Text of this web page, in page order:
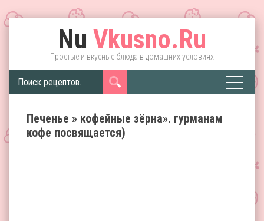
Nu Vkusno.Ru
Простые и вкусные блюда в домашних условиях
Печенье » кофейные зёрна». гурманам
кофе посвящается)